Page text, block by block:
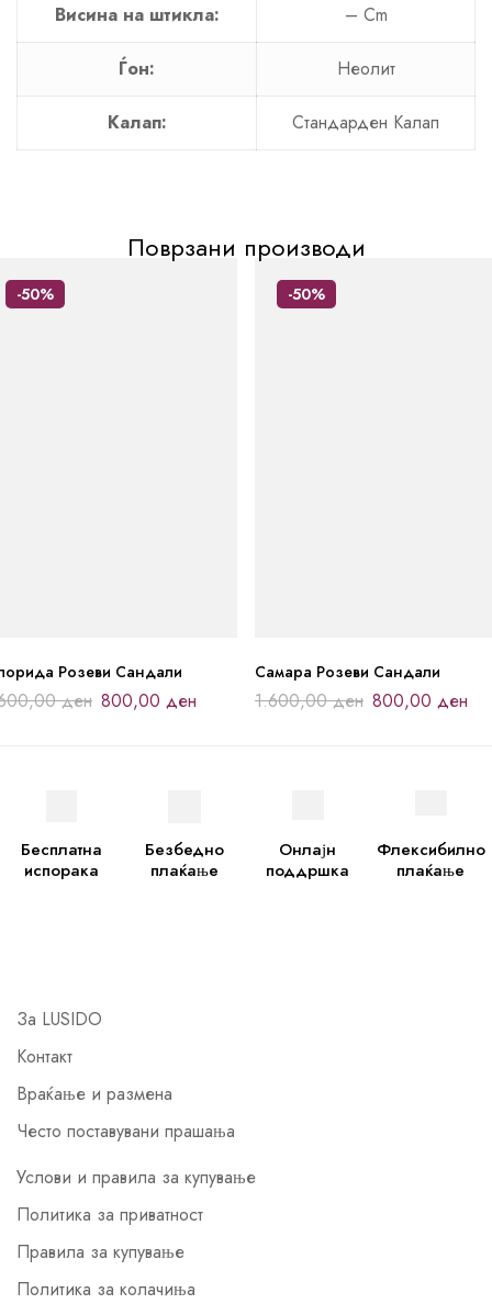
Висина на штикла: – Cm
Ѓон: Неолит
Калап: Стандарден Калап
Поврзани производи
-50%
Розеви Сандали
ден 800,00 ден
-50%
Самара Розеви Сандали
1.600,00ден 800,00 ден
Бесплатна
испорака
Безбедно
плаќање
Онлајн
поддршка
Флексибилно
плаќање
За LUSIDO
Контакт
Враќање и размена
Често поставувани прашања
Услови и правила за купување
Политика за приватност
Правила за купување
Политика за колачиња